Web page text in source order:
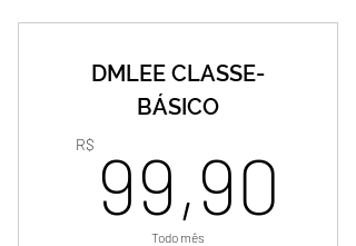
DMLEE CLASSE-
BÁSICO
R$ 99,90
Todo mês